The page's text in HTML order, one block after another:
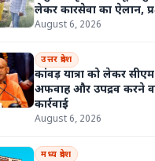
लेकर कारसेवा का ऐलान,
August 6, 2026
उत्तर प्रदेश
कांवड़ यात्रा को लेकर
अफवाह और उपद्रव करने
कार्रवाई
August 6, 2026
मध्य प्रदेश